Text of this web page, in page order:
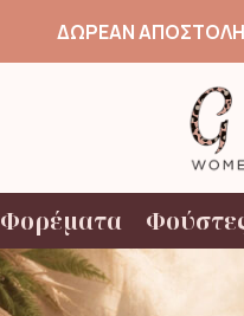
ΔΩΡΕΑΝ ΑΠΟΣΤΟΛΗ
Φορέματα